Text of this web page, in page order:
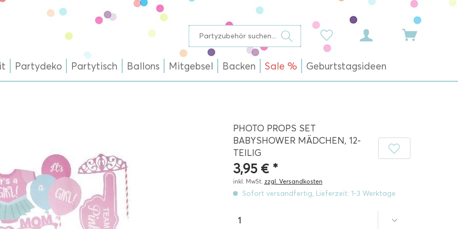
Partydeko Partytisch Ballons Mitgebsel Backen Sale % Geburtstagsideen
PHOTO PROPS SET
BABYSHOWER MÄDCHEN, 12-
TEILIG
3,95 € *
inkl. MwSt. zzgl. Versandkosten
Sofort versandfertig, Lieferzeit: 1-3 Werktage